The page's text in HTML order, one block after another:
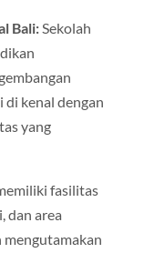
Bali:Sekolah
di kenal dengan
yang
fasilitas
dan area